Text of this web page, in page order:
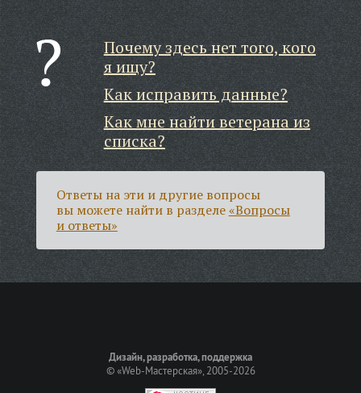
Почему здесь нет того, кого
я ищу?
Как исправить данные?
Как мне найти ветерана из
списка?
Ответы на эти и другие вопросы
вы можете найти в разделе«Вопросы
и ответы»
Дизайн, разработка, поддержка
©«Web-Мастерская», 2005-2026